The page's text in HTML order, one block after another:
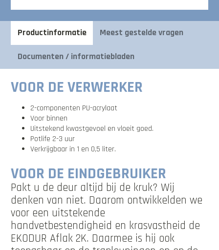
Productinformatie Meest gestelde vragen
Documenten / informatiebladen
VOOR DE VERWERKER
2-componenten PU-acrylaat
Voor binnen
Uitstekend kwastgevoel en vloeit goed.
Potlife 2-3 uur
Verkrijgbaar in 1 en 0,5 liter.
VOOR DE EINDGEBRUIKER
Pakt u de deur altijd bij de kruk? Wij
denken van niet. Daarom ontwikkelden we
voor een uitstekende
handvetbestendigheid en krasvastheid de
EKODUR Aflak 2K. Daarmee is hij ook